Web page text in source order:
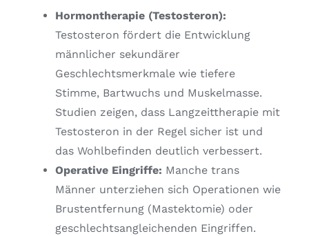
Hormontherapie (Testosteron):
Testosteron fördert die Entwicklung
männlicher sekundärer
Geschlechtsmerkmale wie tiefere
Stimme, Bartwuchs und Muskelmasse.
Studien zeigen, dass Langzeittherapie mit
Testosteron in der Regel sicher ist und
das Wohlbefinden deutlich verbessert.
Operative Eingriffe: Manche trans
Männer unterziehen sich Operationen wie
Brustentfernung (Mastektomie) oder
geschlechtsangleichenden Eingriffen.